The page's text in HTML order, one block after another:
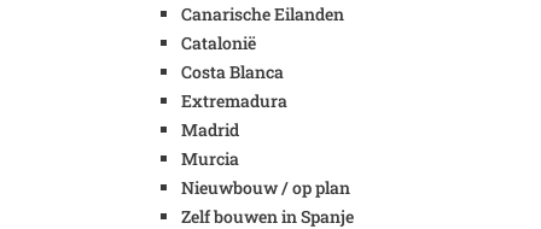
Canarische Eilanden
Catalonië
Costa Blanca
Extremadura
Madrid
Murcia
Nieuwbouw / op plan
Zelf bouwen in Spanje